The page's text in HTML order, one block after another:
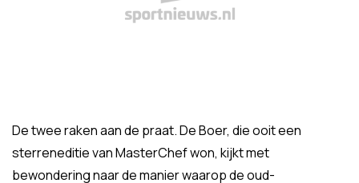
De twee raken aan de praat. De Boer, die ooit een
sterreneditie van MasterChef won, kijkt met
bewondering naar de manier waarop de oud-